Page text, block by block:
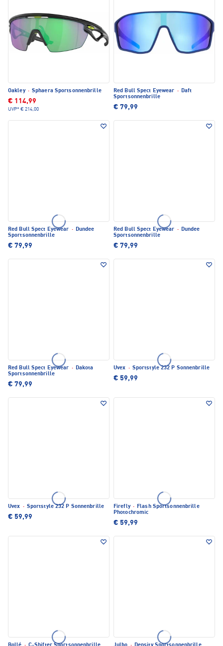
Oakley · Sphaera Sportsonnenbrille
€ 114,99
UVP* € 214,00
Red Bull Spect Eyewear · Daft
Sportsonnenbrille
€ 79,99
Red Bull Spect Eyewear · Dundee
Sportsonnenbrille
€ 79,99
Red Bull Spect Eyewear · Dundee
Sportsonnenbrille
€ 79,99
Red Bull Spect Eyewear · Dakota
Sportsonnenbrille
€ 79,99
Uvex · Sportstyle 232 P Sonnenbrille
€ 59,99
Uvex · Sportstyle 232 P Sonnenbrille
€ 59,99
Firefly · Flash Sportsonnenbrille
Photochromic
€ 59,99